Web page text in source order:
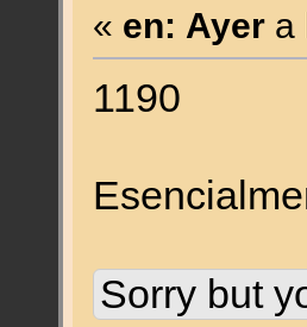
« en: Ayera
1190
Sorry but